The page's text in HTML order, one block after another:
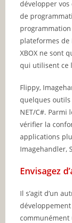
développer
de
plateformes de
XBOX ne sont
qui utilisent ce
Flippy,
quelques
NET/C#.
vérifier la
applications
Imagehandler,
Envisagez
Il s’agit d’un
communément